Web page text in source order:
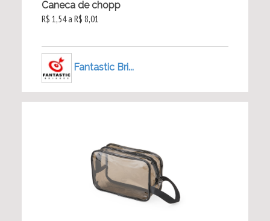
Caneca de chopp
R$ 1,54 a R$ 8,01
Fantastic Bri...